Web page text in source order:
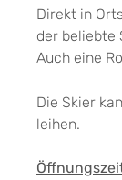
Direkt in
der beliebte
Auch eine
Die Skier
leihen.